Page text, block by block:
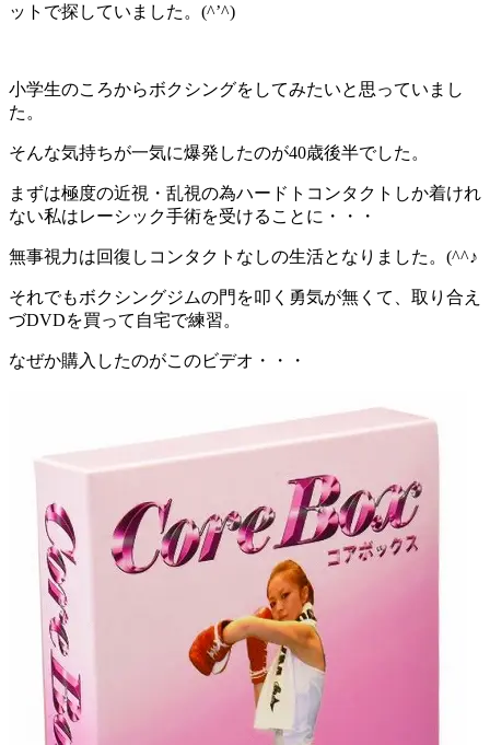
ットで探していました。(^’^)
小学生のころからボクシングをしてみたいと思っていまし
た。
そんな気持ちが一気に爆発したのが40歳後半でした。
まずは極度の近視・乱視の為ハードトコンタクトしか着けれ
ない私はレーシック手術を受けることに・・・
無事視力は回復しコンタクトなしの生活となりました。(^^♪
それでもボクシングジムの門を叩く勇気が無くて、取り合え
づDVDを買って自宅で練習。
なぜか購入したのがこのビデオ・・・